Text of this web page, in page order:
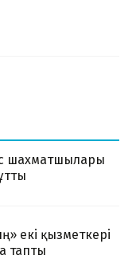
шахматшылары
екі қызметкері
тапты